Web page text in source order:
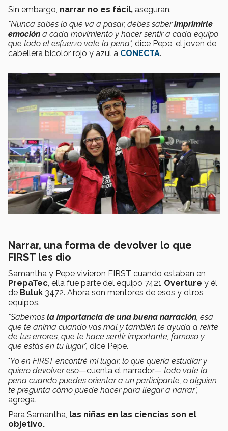
Sin embargo, narrar no es fácil, aseguran.
"Nunca sabes lo que va a pasar, debes saberimprimirle
emoción a cada movimiento y hacer sentir a cada equipo
que todo el esfuerzo vale la pena", dice Pepe, el joven de
cabellera bicolor rojo y azul a CONECTA.
Narrar, una forma de devolver lo que
FIRST les dio
Samantha y Pepe vivieron FIRST cuando estaban en
PrepaTec, ella fue parte del equipo 7421 Overture y él
de Buluk 3472. Ahora son mentores de esos y otros
equipos.
"Sabemos la importancia de una buena narración, esa
que te anima cuando vas mal y también te ayuda a reírte
de tus errores, que te hace sentir importante, famoso y
que estás en tu lugar", dice Pepe.
"Yo en FIRST encontré mi lugar, lo que quería estudiar y
quiero devolver eso—cuenta el narrador— todo vale la
pena cuando puedes orientar a un participante, o alguien
te pregunta cómo puede hacer para llegar a narrar",
agrega.
Para Samantha, las niñas en las ciencias son el
objetivo.